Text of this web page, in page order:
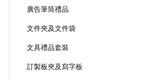
廣告筆筒禮品
文件夾及文件袋
文具禮品套裝
訂製板夾及寫字板